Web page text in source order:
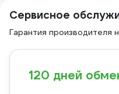
Сервисное
Гарантия производителя
120 дней